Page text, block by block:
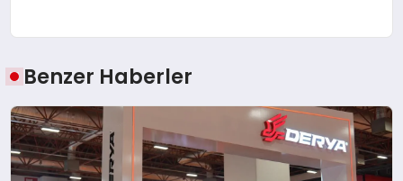
Benzer Haberler